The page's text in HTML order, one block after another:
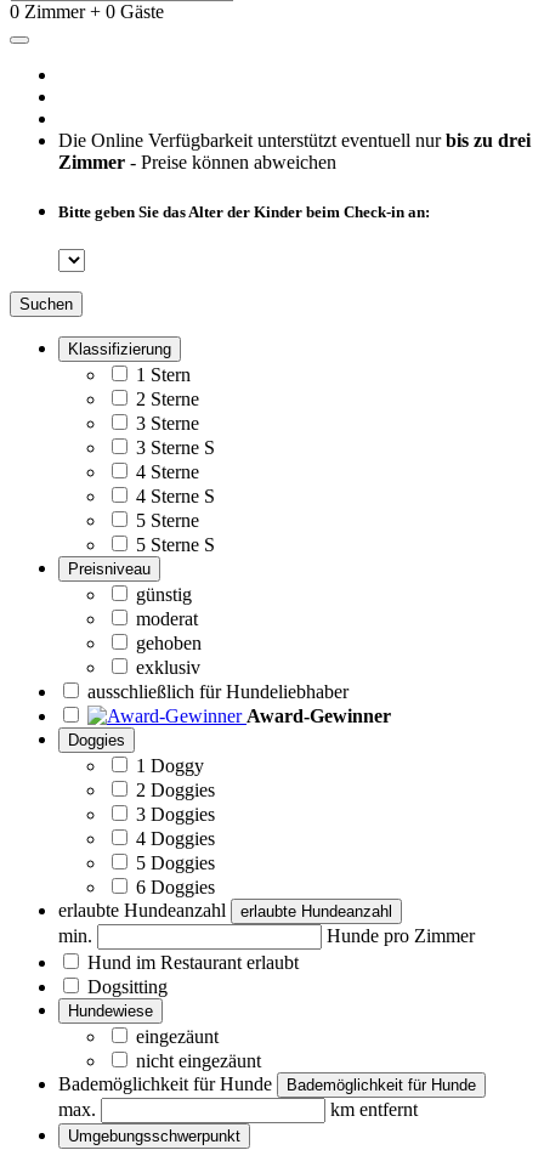
0 Zimmer + 0 Gäste
Die Online Verfügbarkeit unterstützt eventuell nurbis zu drei
Zimmer - Preise können abweichen
Bitte geben Sie das Alter der Kinder beim Check-in an:
Suchen
Klassifizierung
1 Stern
2 Sterne
3 Sterne
3 Sterne S
4 Sterne
4 Sterne S
5 Sterne
5 Sterne S
Preisniveau
günstig
moderat
gehoben
exklusiv
ausschließlich für Hundeliebhaber
Award-Gewinner
Doggies
1 Doggy
2 Doggies
3 Doggies
4 Doggies
5 Doggies
6 Doggies
erlaubte Hundeanzahl
erlaubte Hundeanzahl
min.
Hunde pro Zimmer
Hund im Restaurant erlaubt
Dogsitting
Hundewiese
eingezäunt
nicht eingezäunt
Bademöglichkeit für Hunde
Bademöglichkeit für Hunde
max. km entfernt
Umgebungsschwerpunkt